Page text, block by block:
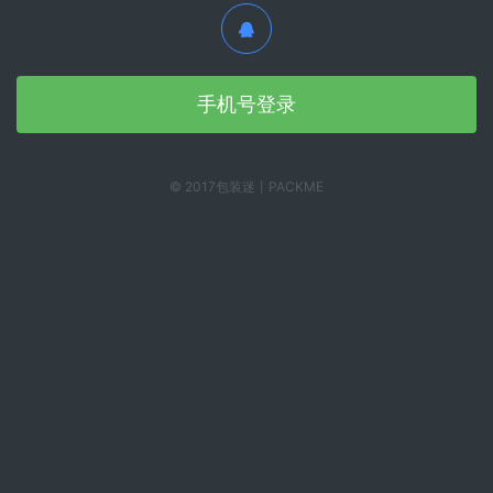
手机号登录
© 2017包装迷丨PACKME